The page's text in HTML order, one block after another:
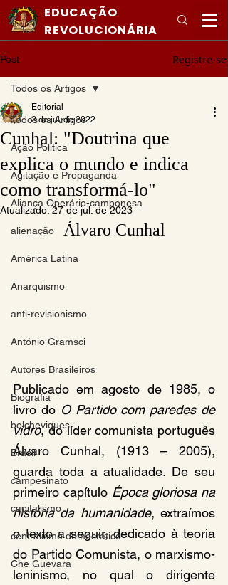
EDUCAÇÃO
REVOLUCIONÁRIA
Post Registre-se
Todos os Artigos
Ação Politica
Agitação e Propaganda
Aliança Operário-camponesa
alienação
América Latina
Anarquismo
anti-revisionismo
António Gramsci
Autores Brasileiros
Biografia
bolcheviques
Brasil
campesinato
capitalismo
centralismo democrático
Che Guevara
Todos os Artigos
Cunhal: "Doutrina que
explica o mundo e indica
como transformá-lo"
Editorial
2 de jul. de 2022
Atualizado:27 de jul. de 2023
Álvaro Cunhal
Publicado em agosto de 1985, o
livro do O Partido com paredes de
vidro, do líder comunista português
Álvaro Cunhal, (1913 – 2005),
guarda toda a atualidade. De seu
primeiro capítulo Época gloriosa na
história da humanidade, extraímos
o texto a seguir, dedicado à teoria
do Partido Comunista, o marxismo-
leninismo, no qual o dirigente